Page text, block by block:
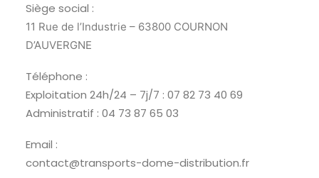
Siège social :
11 Rue de l’Industrie – 63800 COURNON
D’AUVERGNE
Téléphone :
Exploitation 24h/24 – 7j/7 : 07 82 73 40 69
Administratif : 04 73 87 65 03
Email :
contact@transports-dome-distribution.fr